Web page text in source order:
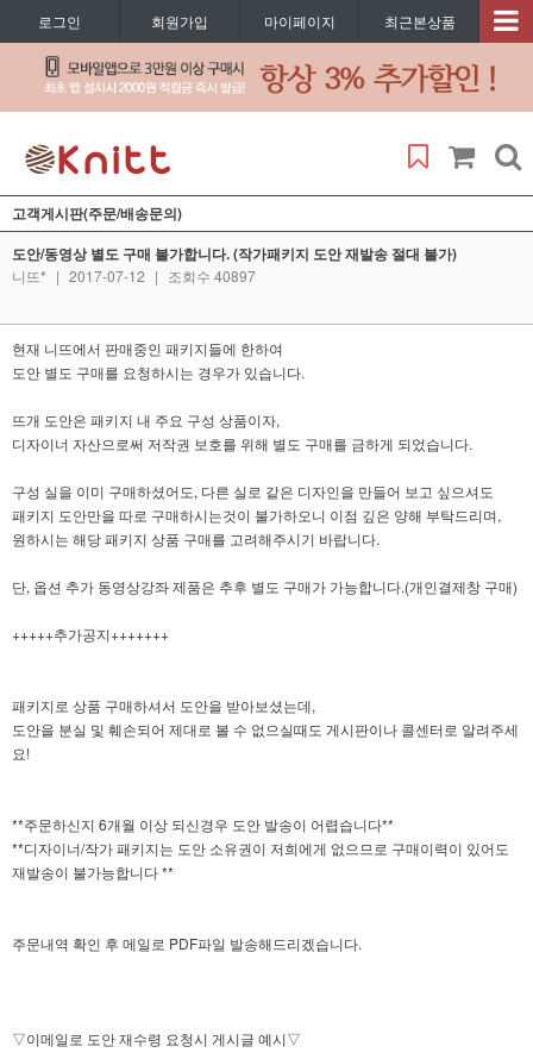
로그인 회원가입 마이페이지 최근본상품
고객게시판(주문/배송문의)
도안/동영상 별도 구매 불가합니다. (작가패키지 도안 재발송 절대 불가)
니뜨* | 2017-07-12 | 조회수 40897
현재 니뜨에서 판매중인 패키지들에 한하여
도안 별도 구매를 요청하시는 경우가 있습니다.
뜨개 도안은 패키지 내 주요 구성 상품이자,
디자이너 자산으로써 저작권 보호를 위해 별도 구매를 금하게 되었습니다.
구성 실을 이미 구매하셨어도, 다른 실로 같은 디자인을 만들어 보고 싶으셔도
패키지 도안만을 따로 구매하시는것이 불가하오니 이점 깊은 양해 부탁드리며,
원하시는 해당 패키지 상품 구매를 고려해주시기 바랍니다.
단, 옵션 추가 동영상강좌 제품은 추후 별도 구매가 가능합니다.(개인결제창 구매)
+++++추가공지+++++++
패키지로 상품 구매하셔서 도안을 받아보셨는데,
도안을 분실 및 훼손되어 제대로 볼 수 없으실때도 게시판이나 콜센터로 알려주세
요!
**주문하신지 6개월 이상 되신경우 도안 발송이 어렵습니다**
**디자이너/작가 패키지는 도안 소유권이 저희에게 없으므로 구매이력이 있어도
재발송이 불가능합니다 **
주문내역 확인 후 메일로 PDF파일 발송해드리겠습니다.
▽이메일로 도안 재수령 요청시 게시글 예시▽